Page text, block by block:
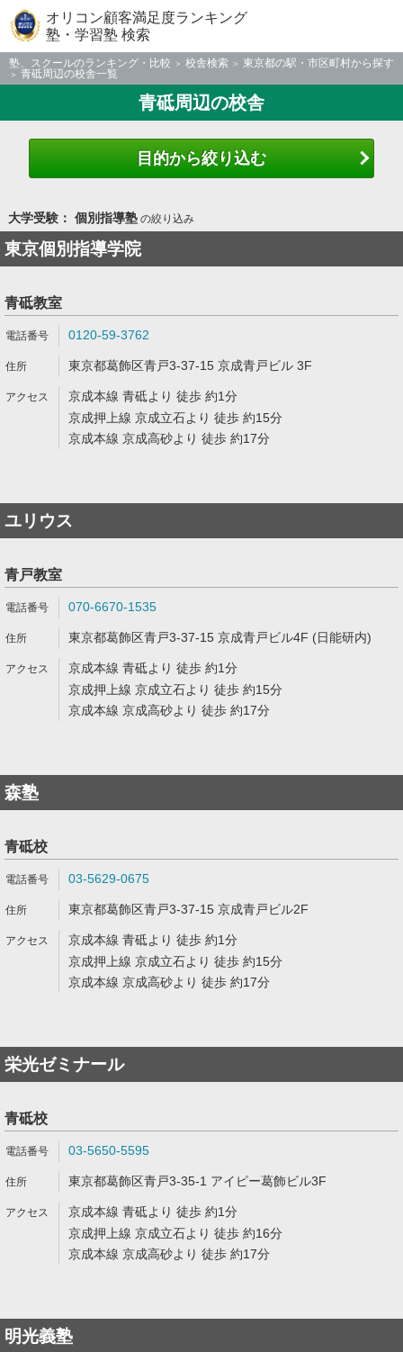
オリコン顧客満足度ランキング
塾・学習塾 検索
塾、スクールのランキング・比較 校舎検索
東京都の駅・市区町村から探す
青砥周辺の校舎一覧
青砥周辺の校舎
目的から絞り込む
大学受験： 個別指導塾の絞り込み
東京個別指導学院
青砥教室
0120-59-3762
東京都葛飾区青戸3-37-15 京成青戸ビル 3F
京成本線 青砥より 徒歩 約1分
京成押上線 京成立石より 徒歩 約15分
京成本線 京成高砂より 徒歩 約17分
ユリウス
青戸教室
070-6670-1535
東京都葛飾区青戸3-37-15 京成青戸ビル4F (日能研内)
京成本線 青砥より 徒歩 約1分
京成押上線 京成立石より 徒歩 約15分
京成本線 京成高砂より 徒歩 約17分
森塾
青砥校
03-5629-0675
東京都葛飾区青戸3-37-15 京成青戸ビル2F
京成本線 青砥より 徒歩 約1分
京成押上線 京成立石より 徒歩 約15分
京成本線 京成高砂より 徒歩 約17分
栄光ゼミナール
青砥校
03-5650-5595
東京都葛飾区青戸3-35-1 アイピー葛飾ビル3F
京成本線 青砥より 徒歩 約1分
京成押上線 京成立石より 徒歩 約16分
京成本線 京成高砂より 徒歩 約17分
明光義塾